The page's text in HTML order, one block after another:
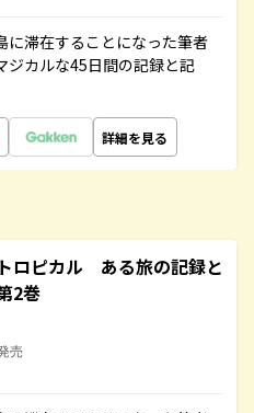
に滞在することになった筆者
ジカルな45日間の記録と記
詳細を見る
ロピカル ある旅の記録と
2巻
売